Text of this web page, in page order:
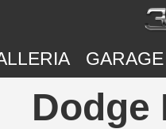
GARAGE
Dodge